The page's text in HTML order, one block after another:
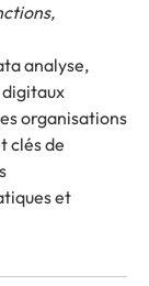
analyse,
organisations
clés de
et